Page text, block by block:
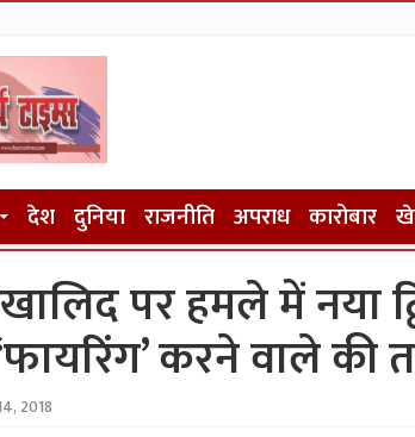
देश दुनिया राजनीति अपराध कारोबार
पर हमले में नया
करने वाले की
2018